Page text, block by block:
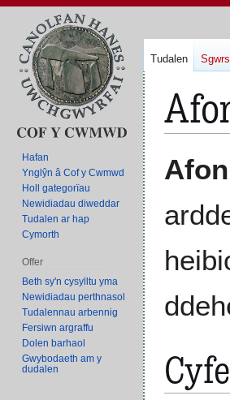
i'r
llywio
i'r
chwilio
Tudalen Sgwrs
Hafan
Ynglŷn â Cof y Cwmwd
Holl gategorïau
Newidiadau diweddar
Tudalen ar hap
Cymorth
Offer
Beth sy'n cysylltu yma
Newidiadau perthnasol
Tudalennau arbennig
Fersiwn argraffu
Dolen barhaol
Gwybodaeth am y
dudalen